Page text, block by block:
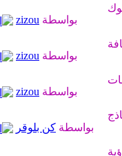
بواسطة zizou
بواسطة zizou
بواسطة zizou
بواسطة كن بلوقر